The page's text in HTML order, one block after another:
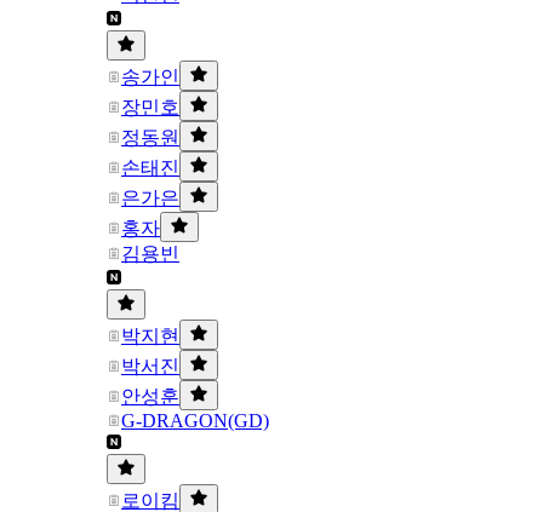
송가인
장민호
정동원
손태진
은가은
홍자
김용빈
박지현
박서진
안성훈
G-DRAGON(GD)
로이킴